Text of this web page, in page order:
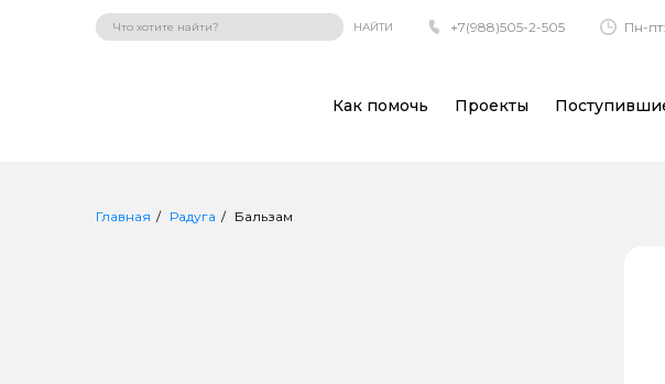
НАЙТИ +7(988)505-2-505 Пн-
Как помочь Проекты
Главная Радуга Бальзам